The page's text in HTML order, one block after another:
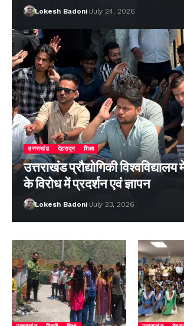
Lokesh Badoni July 24, 2026
उत्तराखंड देहरादून शिक्षा
उत्तराखंड प्रौद्योगिकी
के विरोध में प्रदर्शन एवं ज्ञापन
Lokesh Badoni July 23, 2026